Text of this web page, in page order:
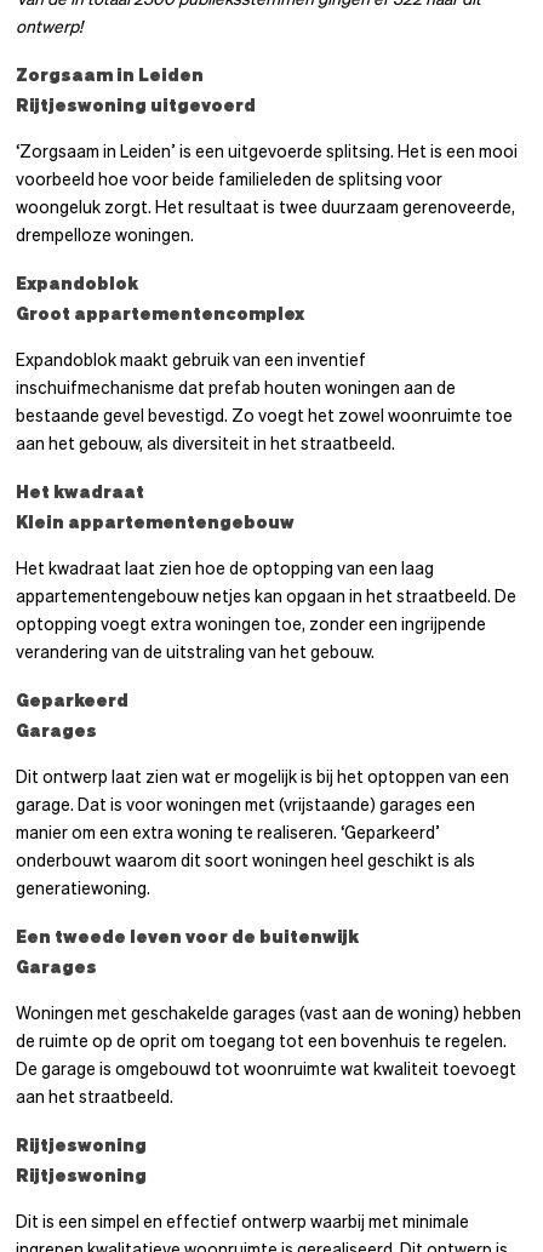
ontwerp!
Zorgsaam in Leiden
Rijtjeswoning uitgevoerd
‘Zorgsaam in Leiden’ is een uitgevoerde splitsing. Het is een mooi
voorbeeld hoe voor beide familieleden de splitsing voor
woongeluk zorgt. Het resultaat is twee duurzaam gerenoveerde,
drempelloze woningen.
Expandoblok
Groot appartementencomplex
Expandoblok maakt gebruik van een inventief
inschuifmechanisme dat prefab houten woningen aan de
bestaande gevel bevestigd. Zo voegt het zowel woonruimte toe
aan het gebouw, als diversiteit in het straatbeeld.
Het kwadraat
Klein appartementengebouw
Het kwadraat laat zien hoe de optopping van een laag
appartementengebouw netjes kan opgaan in het straatbeeld. De
optopping voegt extra woningen toe, zonder een ingrijpende
verandering van de uitstraling van het gebouw.
Geparkeerd
Garages
Dit ontwerp laat zien wat er mogelijk is bij het optoppen van een
garage. Dat is voor woningen met (vrijstaande) garages een
manier om een extra woning te realiseren. ‘Geparkeerd’
onderbouwt waarom dit soort woningen heel geschikt is als
generatiewoning.
Een tweede leven voor de buitenwijk
Garages
Woningen met geschakelde garages (vast aan de woning) hebben
de ruimte op de oprit om toegang tot een bovenhuis te regelen.
De garage is omgebouwd tot woonruimte wat kwaliteit toevoegt
aan het straatbeeld.
Rijtjeswoning
Rijtjeswoning
Dit is een simpel en effectief ontwerp waarbij met minimale